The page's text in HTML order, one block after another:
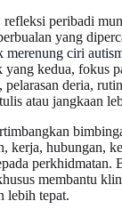
refleksi peribadi
yang
merenung ciri
kedua, fokus
deria,
atau jangkaan
kerja, hubungan,
perkhidmatan.
membantu
lebih tepat.